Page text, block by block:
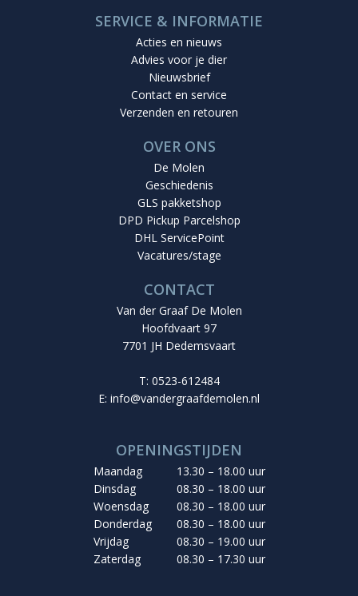
SERVICE & INFORMATIE
Acties en nieuws
Advies voor je dier
Nieuwsbrief
Contact en service
Verzenden en retouren
OVER ONS
De Molen
Geschiedenis
GLS pakketshop
DPD Pickup Parcelshop
DHL ServicePoint
Vacatures/stage
CONTACT
Van der Graaf De Molen
Hoofdvaart 97
7701 JH Dedemsvaart
T: 0523-612484
E: info@vandergraafdemolen.nl
OPENINGSTIJDEN
Maandag
13.30 – 18.00 uur
Dinsdag
08.30 – 18.00 uur
Woensdag
08.30 – 18.00 uur
Donderdag
08.30 – 18.00 uur
Vrijdag
08.30 – 19.00 uur
Zaterdag
08.30 – 17.30 uur